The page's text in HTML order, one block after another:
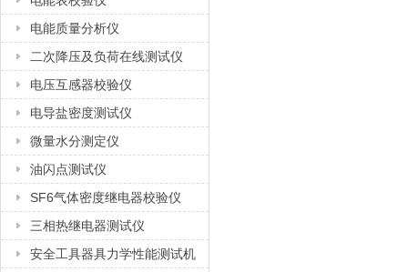
电能质量分析仪
二次降压及负荷在线测试仪
电压互感器校验仪
电导盐密度测试仪
微量水分测定仪
油闪点测试仪
SF6气体密度继电器校验仪
三相热继电器测试仪
安全工具器具力学性能测试机